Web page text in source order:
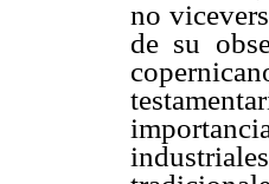
no
de su